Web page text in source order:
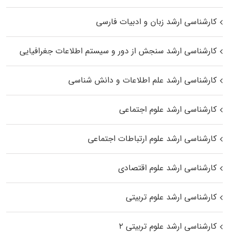
کارشناسی ارشد زبان و ادبیات فارسی
کارشناسی ارشد سنجش از دور و سیستم اطلاعات جغرافیایی
کارشناسی ارشد علم اطلاعات و دانش شناسی
کارشناسی ارشد علوم اجتماعی
کارشناسی ارشد علوم ارتباطات اجتماعی
کارشناسی ارشد علوم اقتصادی
کارشناسی ارشد علوم تربیتی
کارشناسی ارشد علوم تربیتی ۲